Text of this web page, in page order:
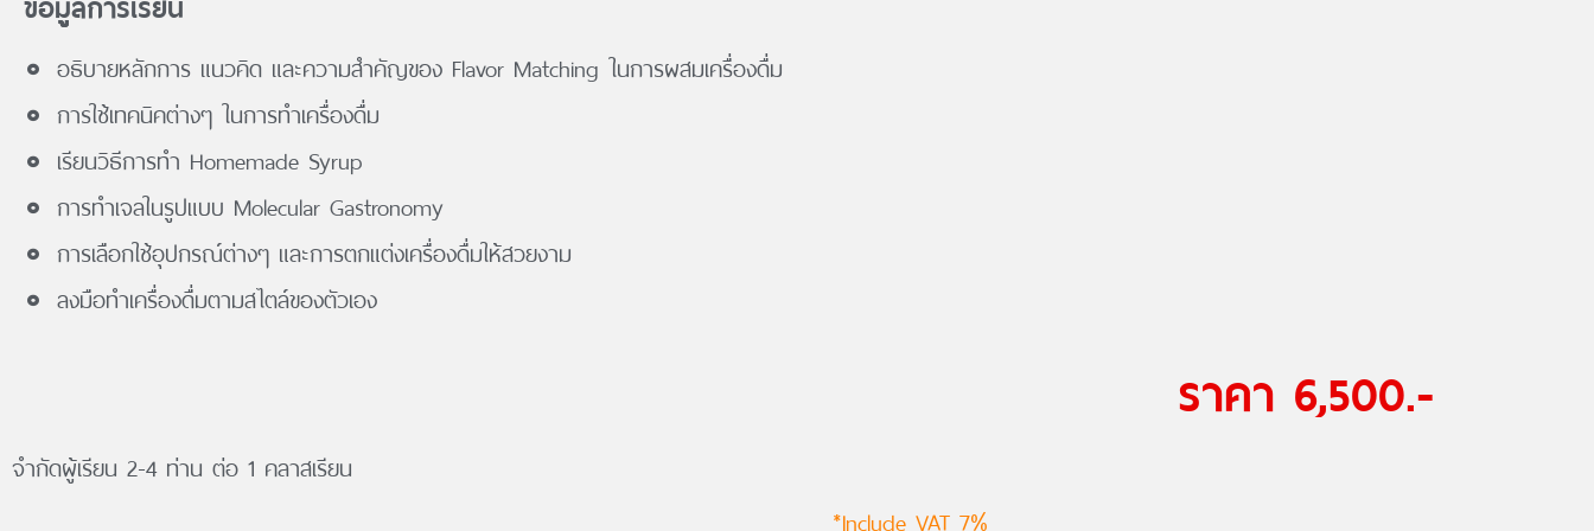
อธิบายหลักการ แนวคิด และความสำคัญของ Flavor Matching ในการผสมเครื่องดื่ม
การใช้เทคนิคต่างๆ ในการทำเครื่องดื่ม
เรียนวิธีการทำ Homemade Syrup
การทำเจลในรูปแบบ Molecular Gastronomy
การเลือกใช้อุปกรณ์ต่างๆ และการตกแต่งเครื่องดื่มให้สวยงาม
ลงมือทำเครื่องดื่มตามสไตล์ของตัวเอง
ราคา 6,500.-
จำกัดผู้เรียน 2-4 ท่าน ต่อ 1 คลาสเรียน
*Include VAT 7%